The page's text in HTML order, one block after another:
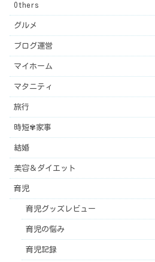
Others
グルメ
ブログ運営
マイホーム
マタニティ
旅行
時短✾家事
結婚
美容＆ダイエット
育児
育児グッズレビュー
育児の悩み
育児記録